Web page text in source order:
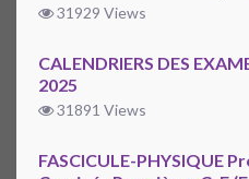
31929 Views
CALENDRIERS DES
2025
31891 Views
FASCICULE-PHYSIQUE